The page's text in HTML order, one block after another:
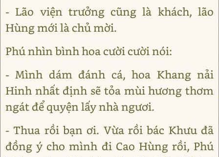
- Lão viện trưởng cũng là khách, lão
Hùng mới là chủ mời.
Phú nhìn bình hoa cười cười nói:
- Mình dám đánh cá, hoa Khang nải
Hinh nhất định sẽ tỏa mùi hương thơm
ngát để quyện lấy nhà ngươi.
- Thua rồi bạn ơi. Vừa rồi bác Khưu đã
đồng ý cho mình đi Cao Hùng rồi, Phú